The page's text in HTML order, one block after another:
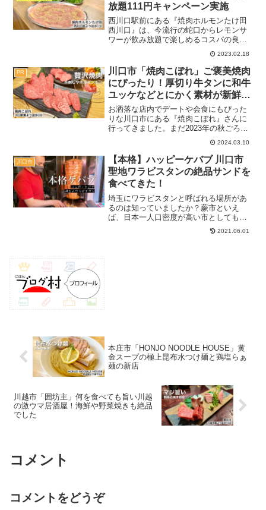
放題111円キャンペーン実施
西川口駅前にある『焼肉ホルモンたけ田
西川口』は、今流行の蛇口からレモンサ
ワーが飲み放題で楽しめるコスパの良い
焼肉店。ちょうど1周年を迎えるタイミン
グでお得なキャンペーンを実施するとい
うことで、取材に行ってきました！期間
が終わってもリーズナ...
2023.02.18
PR
川口市「焼肉こぼれ」ご褒美焼肉
にぴったり！厚切り牛タンに和牛
ユッケなどとにかく素材が新鮮で
す
お洒落な店内でデートや会食にもぴった
りな川口市にある『焼肉こぼれ』さんに
行ってきました。まだ2023年の秋ごろに
オープンしたばかりのお店で、和牛から
新鮮すぎる肉刺しを提供しています。こ
の日は、そんな推しのメニューから絶品
ホルモンまで取材させ...
2024.03.10
川口市
【本格】ハッピーケバブ 川口市
聖地ワラビスタンの絶品サンドを
食べてきた！
埼玉にワラビスタンと呼ばれる場所があ
るのは知っていましたか？蕨市といえ
ば、日本一人口密度が高い市としても有
名ですが、日本に来る中東の人々の半数
が集まってくるそうです。今回はそんな
2021.06.01
本庄市「HONJO NOODLE HOUSE」黄
金スープの極上昆布水つけ麺と鶏塩らぁ
麺の新店
川越市「囲坊主」何を食べても旨い川越
の激ウマ居酒屋！海鮮や野菜焼きも絶品
でした
コメント
コメントをどうぞ